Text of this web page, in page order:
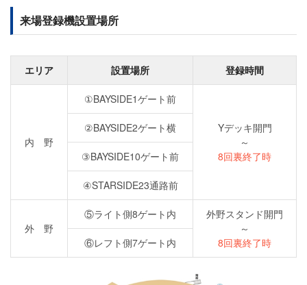
来場登録機設置場所
エリア 設置場所 登録時間
内 野
①BAYSIDE1ゲート前
Yデッキ開門
～
8回裏終了時
②BAYSIDE2ゲート横
③BAYSIDE10ゲート前
④STARSIDE23通路前
外 野
⑤ライト側8ゲート内
外野スタンド開門
～
8回裏終了時
⑥レフト側7ゲート内